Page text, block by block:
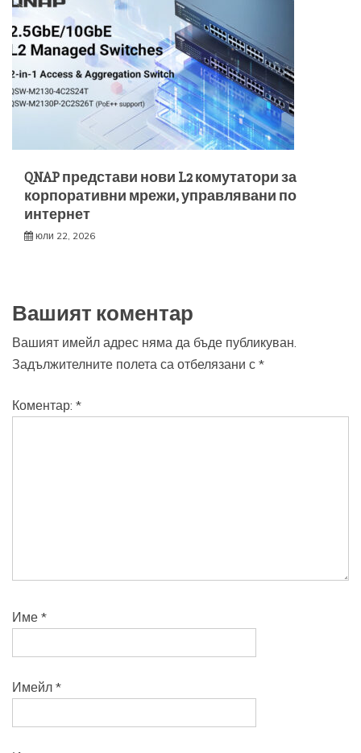
QNAP представи нови L2 комутатори за
корпоративни мрежи, управлявани по
интернет
юли 22, 2026
Вашият коментар
Вашият имейл адрес няма да бъде публикуван.
Задължителните полета са отбелязани с *
Коментар: *
Име *
Имейл *